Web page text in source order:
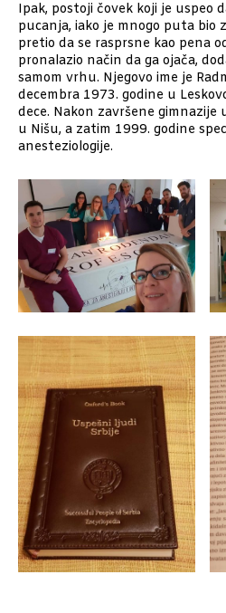
Ipak, postoji čovek koji je uspeo
pucanja, iako je mnogo puta bio
pretio da se rasprsne kao pena
pronalazio način da ga ojača,
samom vrhu. Njegovo ime je
decembra 1973. godine u
dece. Nakon završene
u Nišu, a zatim 1999. godine
anesteziologije.